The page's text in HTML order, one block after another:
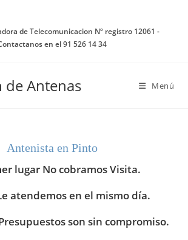
de Telecomunicacion Nº registro 12061 -
en el 91 526 14 34
de Antenas Menú
Antenista en Pinto
lugar No cobramos Visita.
atendemos en el mismo día.
son sin compromiso.